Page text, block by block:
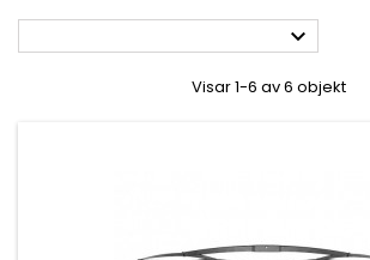

Visar 1-6 av 6 objekt